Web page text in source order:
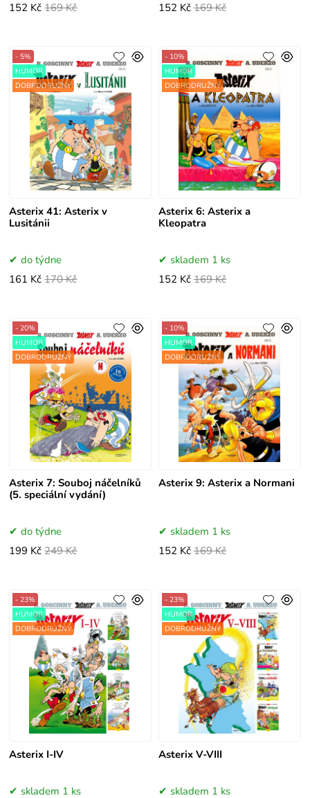
152 Kč 169 Kč
152 Kč 169 Kč
Asterix 41: Asterix v
Lusitánii
- 5%
HUMOR
DOBRODRUŽNÝ
do týdne
161 Kč 170 Kč
Asterix 6: Asterix a
Kleopatra
- 10%
HUMOR
DOBRODRUŽNÝ
skladem 1 ks
152 Kč 169 Kč
Asterix 7: Souboj náčelníků
(5. speciální vydání)
- 20%
HUMOR
DOBRODRUŽNÝ
do týdne
199 Kč 249 Kč
Asterix 9: Asterix a Normani
- 10%
HUMOR
DOBRODRUŽNÝ
skladem 1 ks
152 Kč 169 Kč
Asterix I-IV
- 23%
HUMOR
DOBRODRUŽNÝ
skladem 1 ks
Asterix V-VIII
- 23%
HUMOR
DOBRODRUŽNÝ
skladem 1 ks